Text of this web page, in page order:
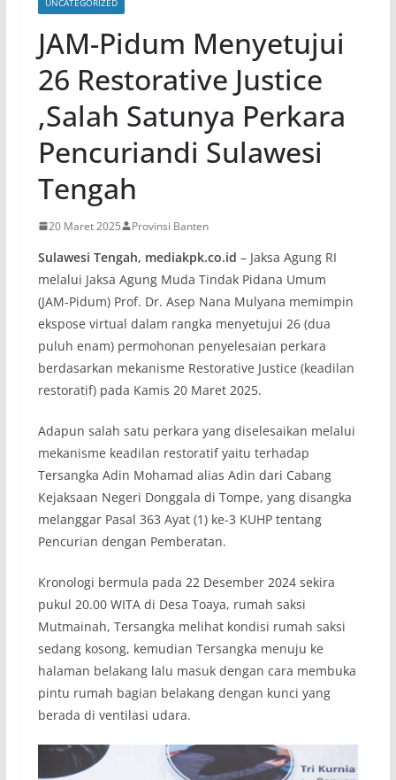
UNCATEGORIZED
JAM-Pidum Menyetujui
26 Restorative Justice
,Salah Satunya Perkara
Pencuriandi Sulawesi
Tengah
20 Maret 2025 Provinsi Banten
Sulawesi Tengah, mediakpk.co.id – Jaksa Agung RI
melalui Jaksa Agung Muda Tindak Pidana Umum
(JAM-Pidum) Prof. Dr. Asep Nana Mulyana memimpin
ekspose virtual dalam rangka menyetujui 26 (dua
puluh enam) permohonan penyelesaian perkara
berdasarkan mekanisme Restorative Justice (keadilan
restoratif) pada Kamis 20 Maret 2025.
Adapun salah satu perkara yang diselesaikan melalui
mekanisme keadilan restoratif yaitu terhadap
Tersangka Adin Mohamad alias Adin dari Cabang
Kejaksaan Negeri Donggala di Tompe, yang disangka
melanggar Pasal 363 Ayat (1) ke-3 KUHP tentang
Pencurian dengan Pemberatan.
Kronologi bermula pada 22 Desember 2024 sekira
pukul 20.00 WITA di Desa Toaya, rumah saksi
Mutmainah, Tersangka melihat kondisi rumah saksi
sedang kosong, kemudian Tersangka menuju ke
halaman belakang lalu masuk dengan cara membuka
pintu rumah bagian belakang dengan kunci yang
berada di ventilasi udara.